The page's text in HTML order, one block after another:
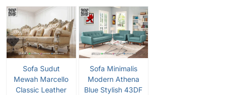
Sofa Sudut
Mewah Marcello
Classic Leather
Sofa Minimalis
Modern Athena
Blue Stylish 43DF